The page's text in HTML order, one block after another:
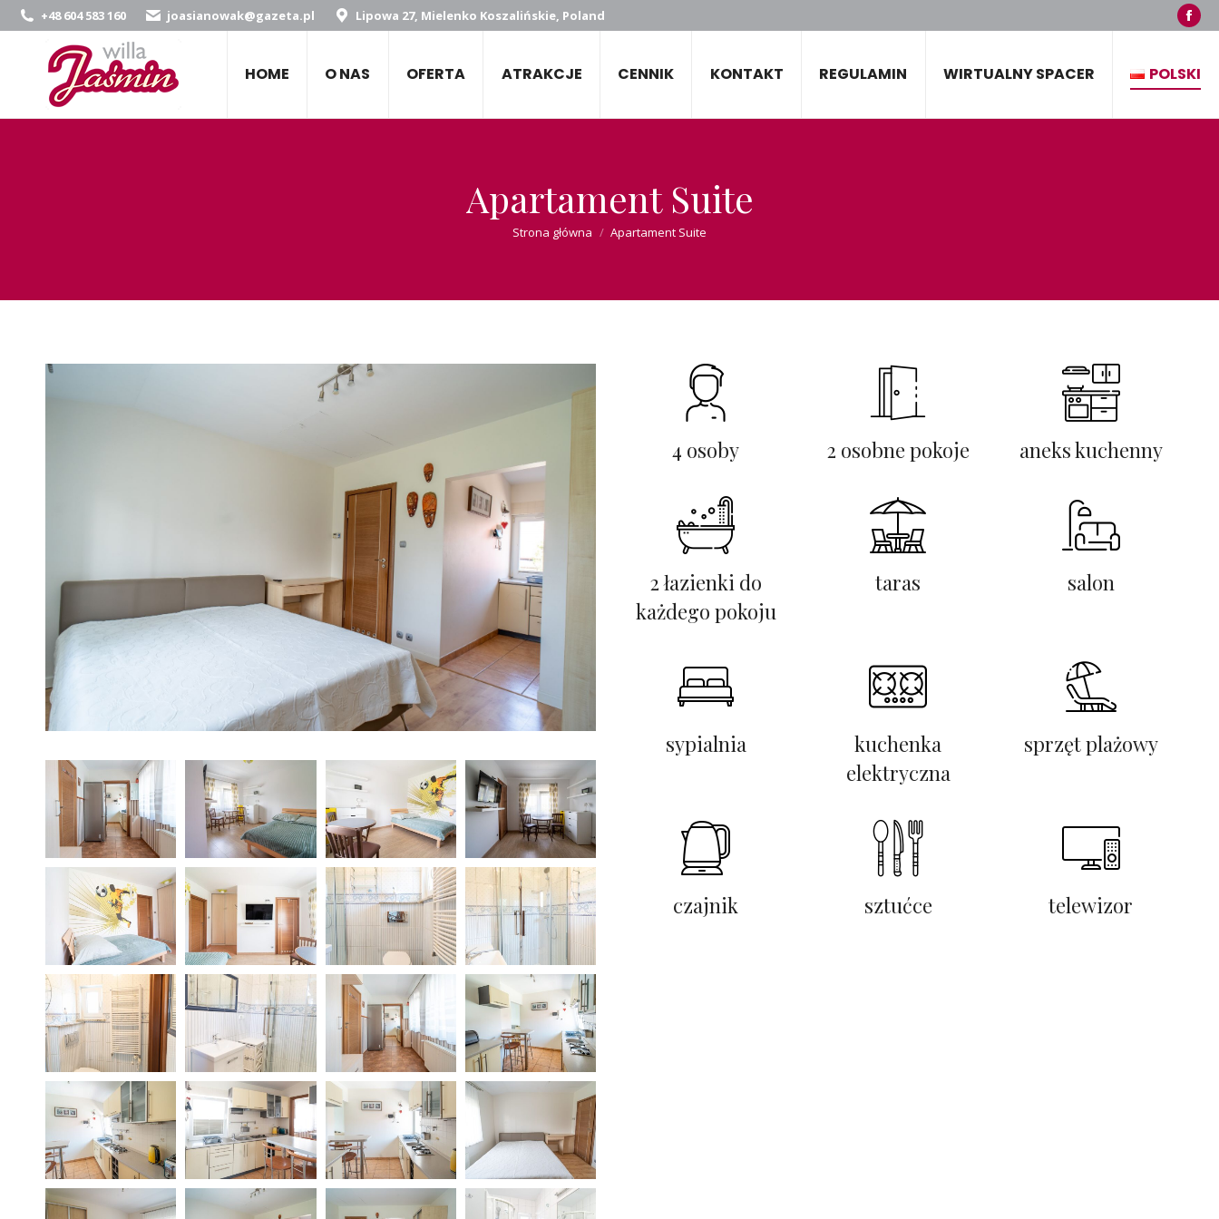
+48 604 583 160 joasianowak@gazeta.pl Lipowa 27, Mielenko Koszalińskie, Poland
in
new
HOME O NAS OFERTA ATRAKCJE CENNIK KONTAKT REGULAMIN WIRTUALNY SPACER POLSKI
Apartament Suite
Jesteś tutaj:
Strona główna Apartament Suite
4 osoby 2 osobne pokoje aneks kuchenny
2 łazienki do
każdego pokoju
taras salon
sypialnia
kuchenka
elektryczna
sprzęt plażowy
czajnik sztućce telewizor